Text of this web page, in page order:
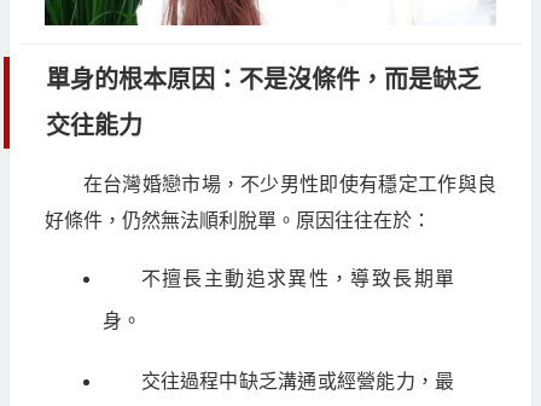
單身的根本原因：不是沒條件，而是缺乏
交往能力
在台灣婚戀市場，不少男性即使有穩定工作與良
好條件，仍然無法順利脫單。原因往往在於：
不擅長主動追求異性，導致長期單
身。
交往過程中缺乏溝通或經營能力，最